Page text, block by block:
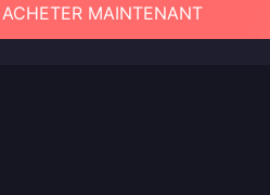
ACHETER MAINTENANT